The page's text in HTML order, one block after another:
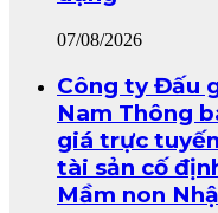
07/08/2026
Công ty Đấu
Nam Thông
giá trực
tài sản cố
Mầm non